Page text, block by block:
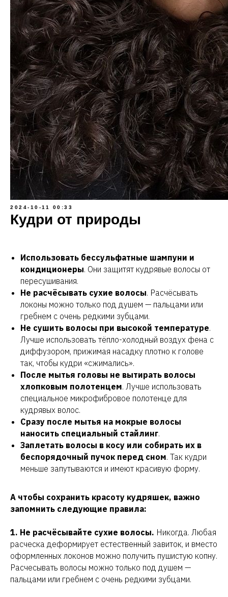
2024-10-11 00:33
Кудри от природы
Использовать бессульфатные шампуни и
кондиционеры. Они защитят кудрявые волосы от
пересушивания.
Не расчёсывать сухие волосы. Расчёсывать
локоны можно только под душем — пальцами или
гребнем с очень редкими зубцами.
Не сушить волосы при высокой температуре.
Лучше использовать тёпло-холодный воздух фена с
диффузором, прижимая насадку плотно к голове
так, чтобы кудри «сжимались».
После мытья головы не вытирать волосы
хлопковым полотенцем. Лучше использовать
специальное микрофибровое полотенце для
кудрявых волос.
Сразу после мытья на мокрые волосы
наносить специальный стайлинг.
Заплетать волосы в косу или собирать их в
беспорядочный пучок перед сном. Так кудри
меньше запутываются и имеют красивую форму.
А чтобы сохранить красоту кудряшек, важно
запомнить следующие правила:
1. Не расчёсывайте сухие волосы. Никогда. Любая
расческа деформирует естественный завиток, и вместо
оформленных локонов можно получить пушистую копну.
Расчесывать волосы можно только под душем —
пальцами или гребнем с очень редкими зубцами.
Услуги